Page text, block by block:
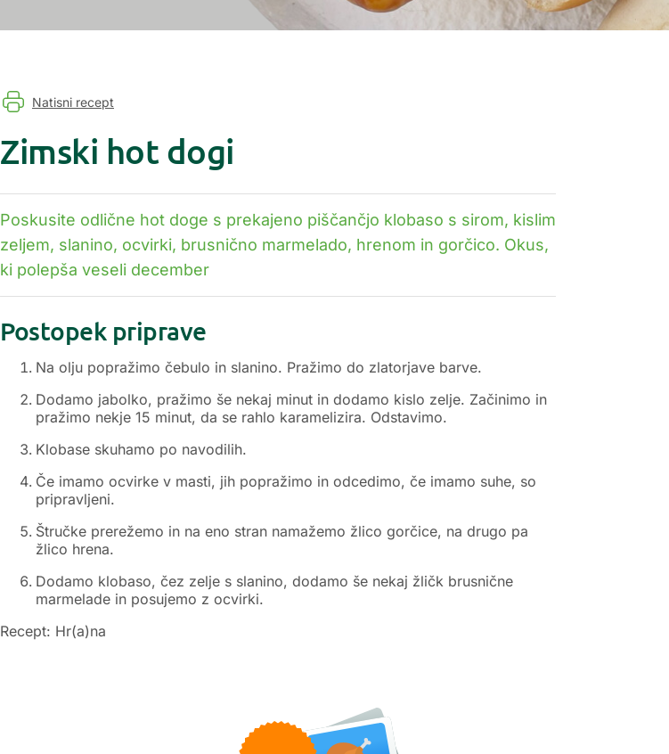
Natisni recept
Zimski hot dogi
Poskusite odlične hot doge s prekajeno piščančjo klobaso s sirom, kislim
zeljem, slanino, ocvirki, brusnično marmelado, hrenom in gorčico. Okus,
ki polepša veseli december
Postopek priprave
Na olju popražimo čebulo in slanino. Pražimo do zlatorjave barve.
Dodamo jabolko, pražimo še nekaj minut in dodamo kislo zelje. Začinimo in
pražimo nekje 15 minut, da se rahlo karamelizira. Odstavimo.
Klobase skuhamo po navodilih.
Če imamo ocvirke v masti, jih popražimo in odcedimo, če imamo suhe, so
pripravljeni.
Štručke prerežemo in na eno stran namažemo žlico gorčice, na drugo pa
žlico hrena.
Dodamo klobaso, čez zelje s slanino, dodamo še nekaj žličk brusnične
marmelade in posujemo z ocvirki.
Recept: Hr(a)na